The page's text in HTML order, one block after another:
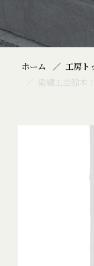
ホーム 工房ト
染繍工芸鈴木